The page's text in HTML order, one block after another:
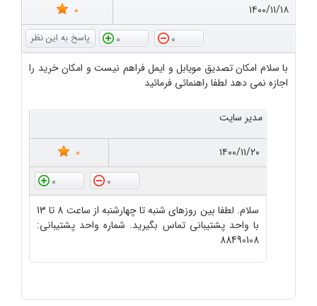
۱۴۰۰/۱۱/۱۸
0
0
0
با سلام امکان تصدیق مویابل و ایمل فراهم نیست و امکان خرید را
اجازه نمی دهد لطفا راهنمائی فرمائید
مدیر سایت
۱۴۰۰/۱۱/۲۰
0
0
0
سلام. لطفا بین روزهای شنبه تا چهارشنبه از ساعت 8 تا 13
با واحد پشتیبانی تماس بگیرید. شماره واحد پشتیبانی:
88490108